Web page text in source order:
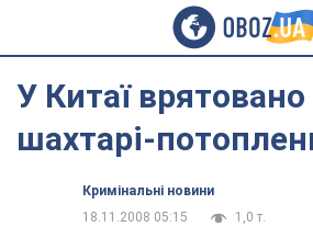
У Китаї врятовано
шахтарі-
Кримінальні новини
18.11.2008 05:15
1,0 т.